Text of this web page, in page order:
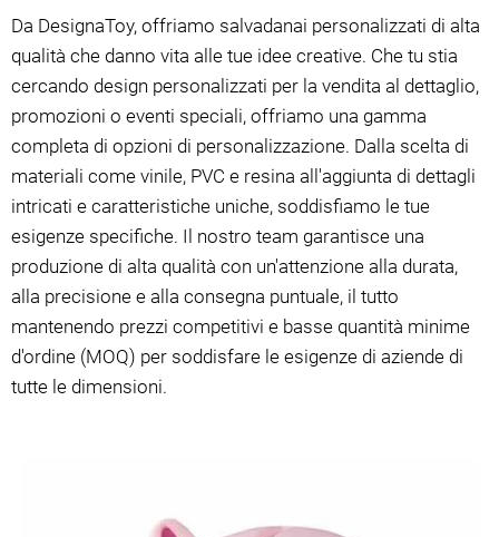
Da DesignaToy, offriamo salvadanai personalizzati di alta
qualità che danno vita alle tue idee creative. Che tu stia
cercando design personalizzati per la vendita al dettaglio,
promozioni o eventi speciali, offriamo una gamma
completa di opzioni di personalizzazione. Dalla scelta di
materiali come vinile, PVC e resina all'aggiunta di dettagli
intricati e caratteristiche uniche, soddisfiamo le tue
esigenze specifiche. Il nostro team garantisce una
produzione di alta qualità con un'attenzione alla durata,
alla precisione e alla consegna puntuale, il tutto
mantenendo prezzi competitivi e basse quantità minime
d'ordine (MOQ) per soddisfare le esigenze di aziende di
tutte le dimensioni.